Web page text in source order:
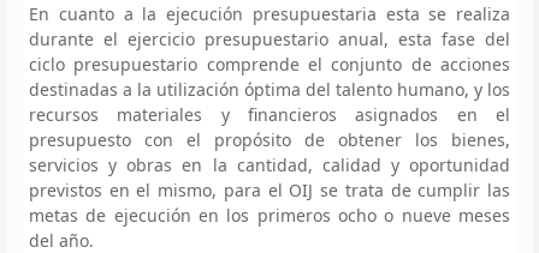
En cuanto a la ejecución presupuestaria esta se realiza
durante el ejercicio presupuestario anual, esta fase del
ciclo presupuestario comprende el conjunto de acciones
destinadas a la utilización óptima del talento humano, y los
recursos materiales y financieros asignados en el
presupuesto con el propósito de obtener los bienes,
servicios y obras en la cantidad, calidad y oportunidad
previstos en el mismo, para el OIJ se trata de cumplir las
metas de ejecución en los primeros ocho o nueve meses
del año.